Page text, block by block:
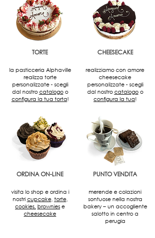
TORTE
la pasticceria Alphaville
realizza torte
personalizzate - scegli
dal nostrocatalogoo
configura la tua torta!
ORDINA ON-LINE
visita lo shop e ordina i
nostricupcake,torte,
cookies,browniese
cheesecake
CHEESECAKE
realizziamo con amore
cheesecake
personalizzate - scegli
dal nostrocatalogo o
configura la tua!
PUNTO VENDITA
merende e colazioni
sontuose nella nostra
bakery – un accogliente
salotto in centro a
perugia